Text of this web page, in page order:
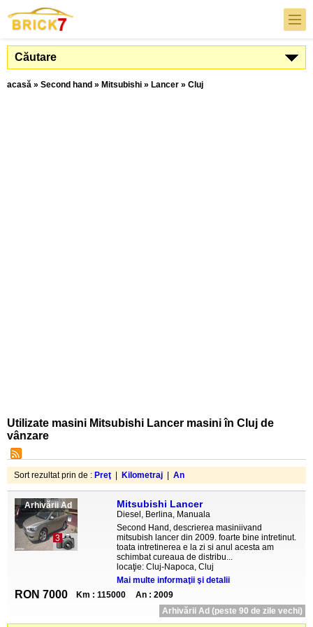
Căutare
acasă » Second hand » Mitsubishi » Lancer » Cluj
Utilizate masini Mitsubishi Lancer masini în Cluj de
vânzare
Sort rezultat prin de : Preţ Kilometraj An
Arhivării Ad
3
Mitsubishi Lancer
Diesel, Berlina, Manuala
Second Hand, descrierea masiniivand
mitsubish lancer din 2009. foarte bine intretinut.
toata intretinerea e la zi si anul acesta am
schimbat cureaua de distribu...
locaţie: Cluj-Napoca, Cluj
Mai multe informaţii şi detalii
RON 7000 Km : 115000
An : 2009
Arhivării Ad (peste 90 de zile vechi)